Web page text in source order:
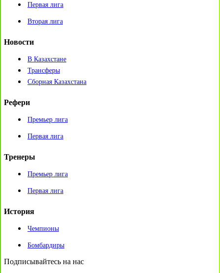
Первая лига
Вторая лига
Новости
В Казахстане
Трансферы
Сборная Казахстана
Рефери
Премьер лига
Первая лига
Тренеры
Премьер лига
Первая лига
История
Чемпионы
Бомбардиры
Подписывайтесь на нас